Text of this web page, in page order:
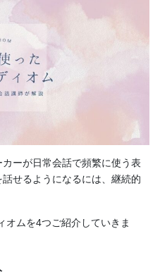
ーが日常会話で頻繁に使う表
せるようになるには、継続的
オムを4つご紹介していきま